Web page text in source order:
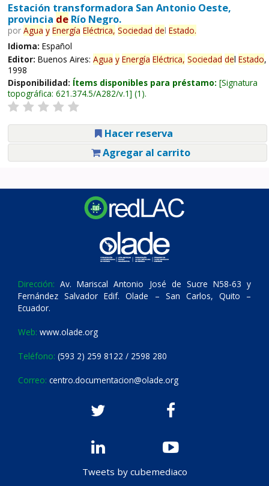
Estación transformadora San Antonio Oeste,
provincia deRío Negro.
por Agua y Energía Eléctrica, Sociedad del Estado.
Idioma: Español
Editor: Buenos Aires: Agua y Energía Eléctrica, Sociedad del Estado,
1998
Disponibilidad: Ítems disponibles para préstamo: Signatura
topográfica: 621.374.5/A282/v.1 (1).
Hacer reserva
Agregar al carrito
Dirección: Av. Mariscal Antonio José de Sucre N58-63 y
Fernández Salvador Edif. Olade – San Carlos, Quito –
Ecuador.
Web: www.olade.org
Teléfono: (593 2) 259 8122 / 2598 280
Correo: centro.documentacion@olade.org
Tweets by cubemediaco